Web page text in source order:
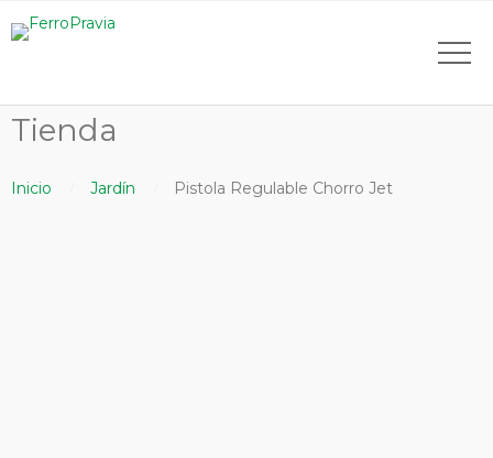
Tienda
Inicio Jardín Pistola Regulable Chorro Jet